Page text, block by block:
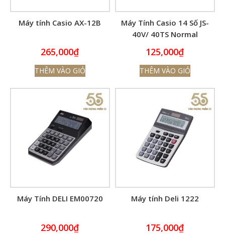
Máy tính Casio AX-12B
265,000₫
THÊM VÀO GIỎ
Máy Tính Casio 14 Số JS-
40V/ 40TS Normal
125,000₫
THÊM VÀO GIỎ
Máy Tính DELI EM00720
290,000₫
Máy tính Deli 1222
175,000₫